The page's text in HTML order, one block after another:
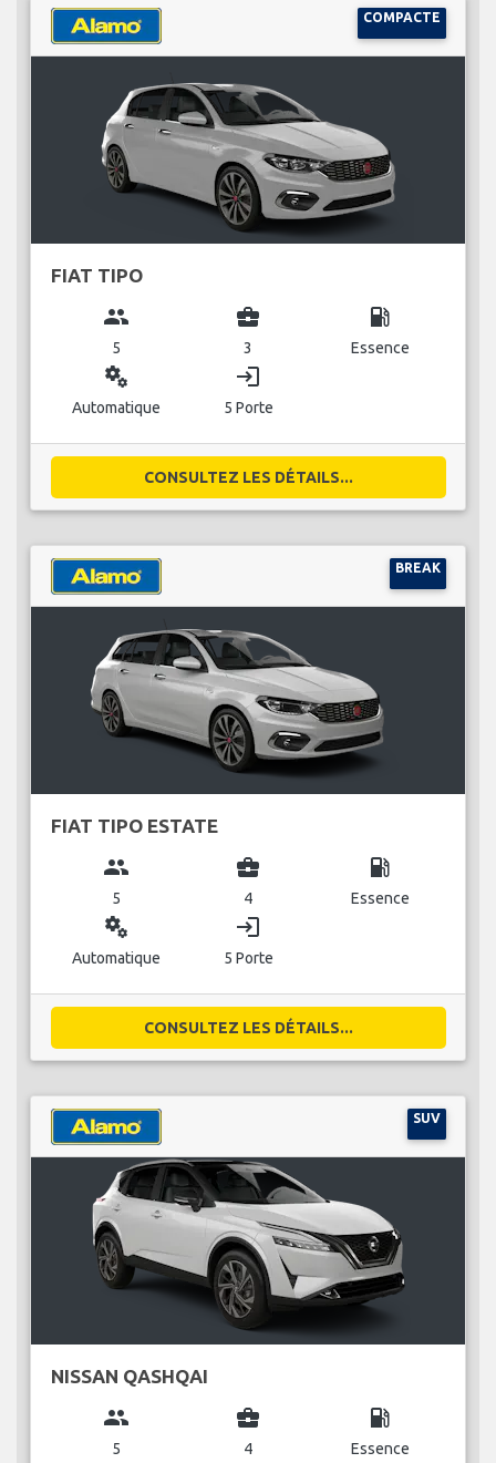
COMPACTE
FIAT TIPO
group
5
business_center
3
local_gas_station
Essence
miscellaneous_services
Automatique
login
5 Porte
CONSULTEZ LES DÉTAILS...
BREAK
FIAT TIPO ESTATE
group
5
business_center
4
local_gas_station
Essence
miscellaneous_services
Automatique
login
5 Porte
CONSULTEZ LES DÉTAILS...
SUV
NISSAN QASHQAI
group
5
business_center
4
local_gas_station
Essence